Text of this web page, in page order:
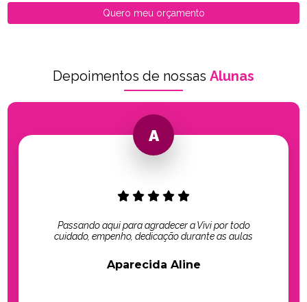
Quero meu orçamento
Depoimentos de nossas Alunas
Passando aqui para agradecer a Vivi por todo
cuidado, empenho, dedicação durante as aulas
Aparecida Aline